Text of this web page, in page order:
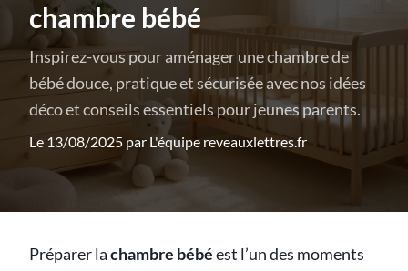
chambre bébé
Inspirez-vous pour aménager une chambre de
bébé douce, pratique et sécurisée avec nos idées
déco et conseils essentiels pour jeunes parents.
Le 13/08/2025 par L'équipe reveauxlettres.fr
Préparer lachambre bébéest l’un des moments